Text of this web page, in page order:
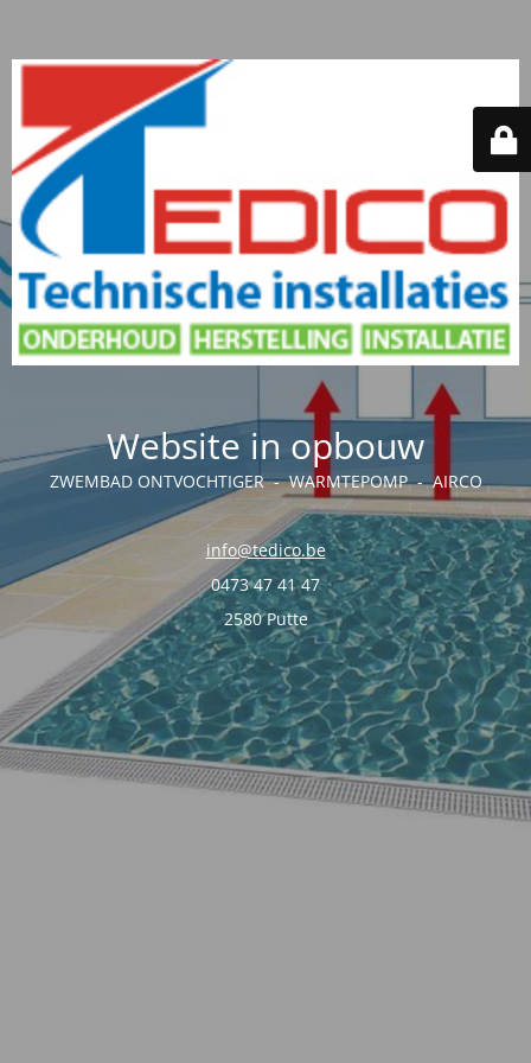
Website in opbouw
ZWEMBAD ONTVOCHTIGER - WARMTEPOMP - AIRCO
info@tedico.be
0473 47 41 47
2580 Putte